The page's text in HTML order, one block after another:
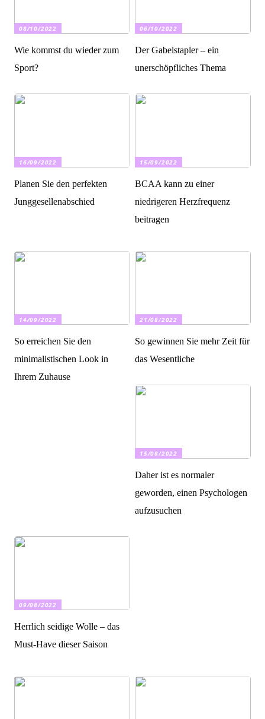
08/10/2022
Wie kommst du wieder zum
Sport?
06/10/2022
Der Gabelstapler – ein
unerschöpfliches Thema
16/09/2022
Planen Sie den perfekten
Junggesellenabschied
15/09/2022
BCAA kann zu einer
niedrigeren Herzfrequenz
beitragen
14/09/2022
So erreichen Sie den
minimalistischen Look in
Ihrem Zuhause
21/08/2022
So gewinnen Sie mehr Zeit für
das Wesentliche
15/08/2022
Daher ist es normaler
geworden, einen Psychologen
aufzusuchen
09/08/2022
Herrlich seidige Wolle – das
Must-Have dieser Saison